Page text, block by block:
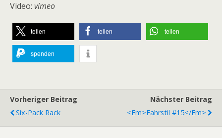
Video: vimeo
teilen teilen teilen
spenden
Vorheriger Beitrag
Six-Pack Rack
Nächster Beitrag
<em>fahrstil #15</em>